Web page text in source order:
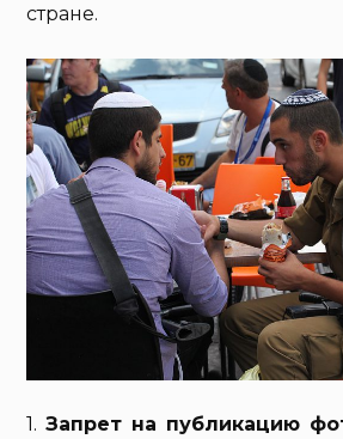
стране.
1.Запрет на публикацию